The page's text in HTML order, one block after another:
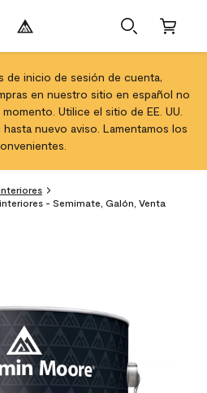
de inicio de sesión de cuenta,
en nuestro sitio en español no
Utilice el sitio de EE. UU.
nuevo aviso. Lamentamos los
- Semimate, Galón, Venta